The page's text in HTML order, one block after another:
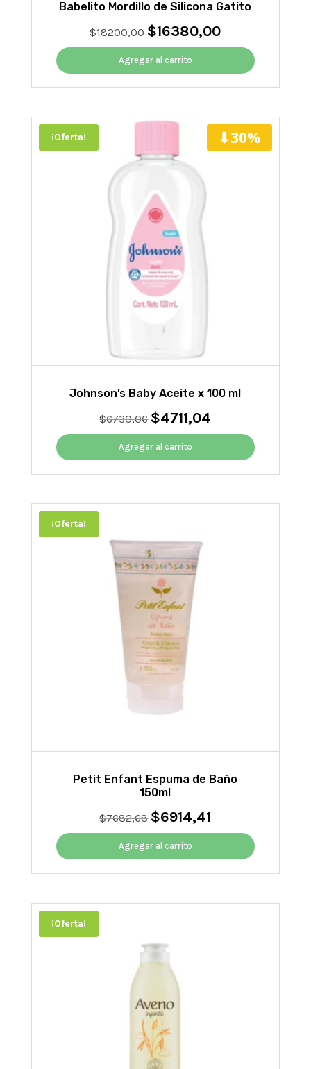
Babelito Mordillo de Silicona Gatito
$18200,00 El
precio
original
era:
$18200,00.
$16380,00El
precio
es:
$16380,00.
Agregar al carrito
¡Oferta! ⬇30%
Johnson’s Baby Aceite x 100 ml
$6730,06 El
precio
original
era:
$6730,06.
$4711,04
precio
es:
$4711,04.
Agregar al carrito
¡Oferta!
Petit Enfant Espuma de Baño
150ml
$7682,68 El
precio
original
era:
$7682,68.
$6914,41
precio
es:
$6914,41.
Agregar al carrito
¡Oferta!